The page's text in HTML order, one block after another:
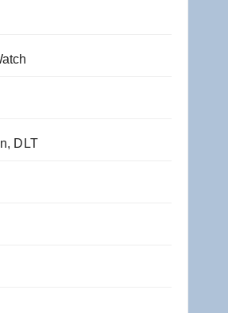
DLT